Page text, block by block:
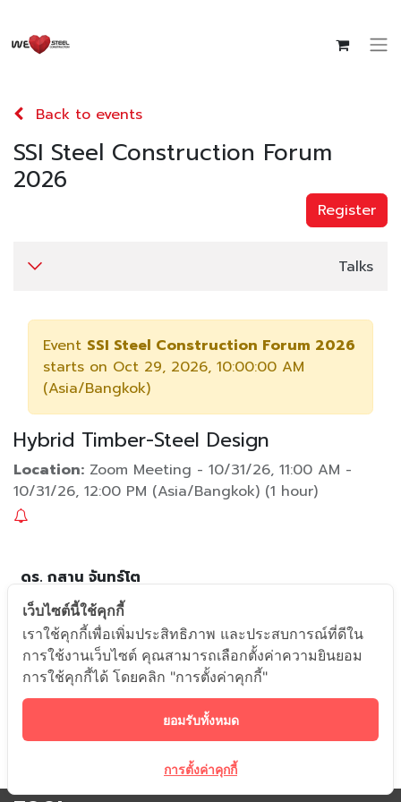
Back to events
SSI Steel Construction Forum
2026
Register
Talks
Event SSI Steel Construction Forum 2026
starts on Oct 29, 2026, 10:00:00 AM
(Asia/Bangkok)
Hybrid Timber-Steel Design
Location: Zoom Meeting - 10/31/26, 11:00 AM -
10/31/26, 12:00 PM (Asia/Bangkok) (1 hour)
ดร. กสาน จันทร์โต
เว็บไซต์นี้ใช้คุกกี้
เราใช้คุกกี้เพื่อเพิ่มประสิทธิภาพ และประสบการณ์ที่ดีใน
การใช้งานเว็บไซต์ คุณสามารถเลือกตั้งค่าความยินยอม
การใช้คุกกี้ได้ โดยคลิก "การตั้งค่าคุกกี้"
ยอมรับทั้งหมด
การตั้งค่าคุกกี้